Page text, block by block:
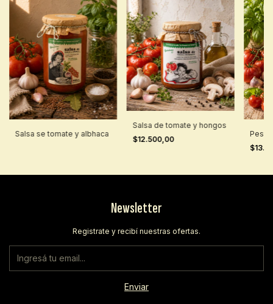
Salsa se tomate y albhaca
Salsa de tomate y hongos
$12.500,00
Pesto
Newsletter
Registrate y recibí nuestras ofertas.